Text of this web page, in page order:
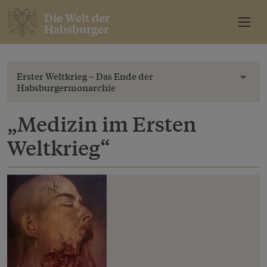
Die Welt der
Habsburger
Erster Weltkrieg – Das Ende der
Habsburgermonarchie
„Medizin im Ersten
Weltkrieg“